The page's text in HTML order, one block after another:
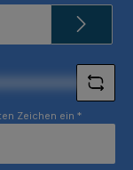
Zeichen ein *